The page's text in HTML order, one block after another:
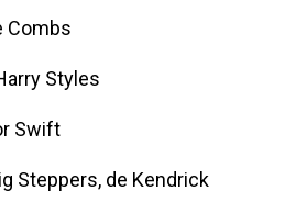
Combs
Styles
Swift
Steppers, de Kendrick